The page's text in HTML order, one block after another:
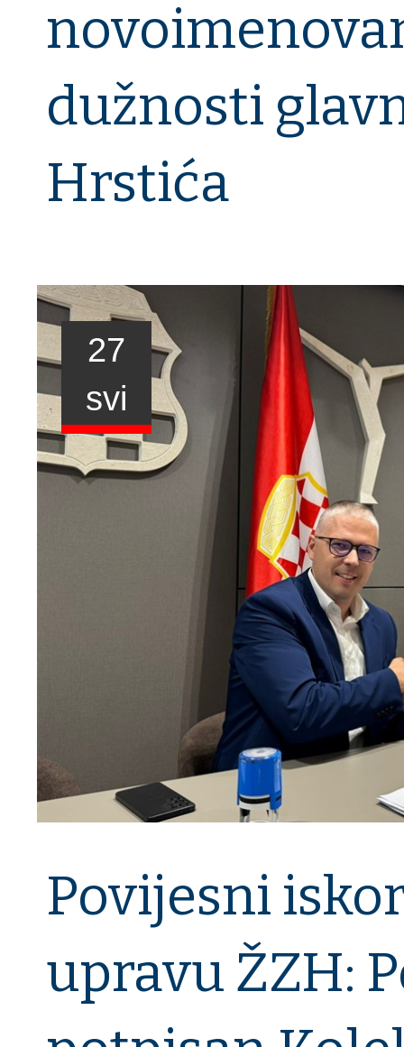
dužnosti
Hrstića
27
svi
Povijesni
upravu ŽZH: